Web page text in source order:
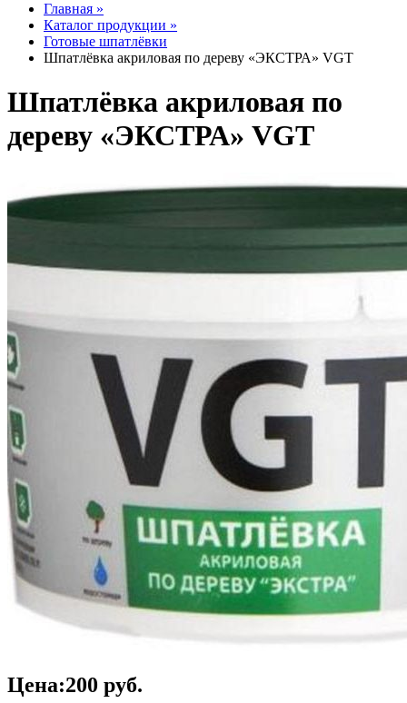
Главная »
Каталог продукции »
Готовые шпатлёвки
Шпатлёвка акриловая по дереву «ЭКСТРА» VGT
Шпатлёвка акриловая по
дереву «ЭКСТРА» VGT
Цена:200 руб.